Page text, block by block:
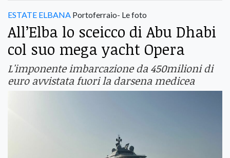
ESTATE ELBANA Portoferraio- Le foto
All’Elba lo sceicco di Abu Dhabi
col suo mega yacht Opera
L'imponente imbarcazione da 450milioni di
euro avvistata fuori la darsena medicea